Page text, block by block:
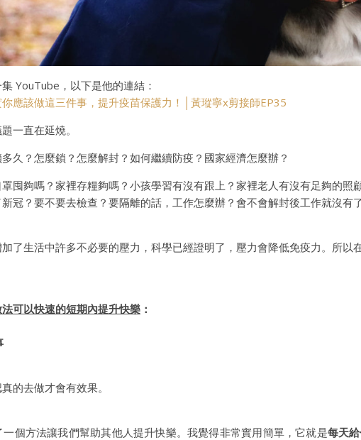
YouTube，以下是他的連結：
應該做這三件事，提升疫苗保護力！│黃瑽寧x剪接師EP35
一直在延燒。
久？怎麼鎖？怎麼解封？如何繼續防疫？國家經濟怎麼辦？
囤夠嗎？家裡存糧夠嗎？小孩學習有沒有跟上？家裡老人有沒有足夠的
冠？要不要去檢查？要隔離的話，工作怎麼辦？會不會解封後工作就沒
了生活中許多不必要的壓力，科學已經證明了，壓力會降低免疫力。所
可以快速的短期內提升快樂 ：
的去做才會有效果。
個方法讓我們幫助其他人提升快樂。我覺得非常實用簡單，它就是每天